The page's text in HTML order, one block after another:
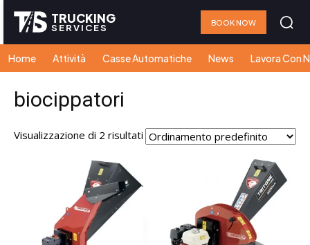
TRUCKING
SERVICES BOOK NOW
Home Attività Casse Automatiche News Lavora Con
biocippatori
Visualizzazione di 2 risultati